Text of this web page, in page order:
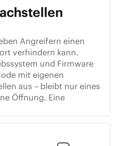
Angreifern einen
verhindern kann.
und Firmware
mit eigenen
aus – bleibt nur eines
Öffnung. Eine